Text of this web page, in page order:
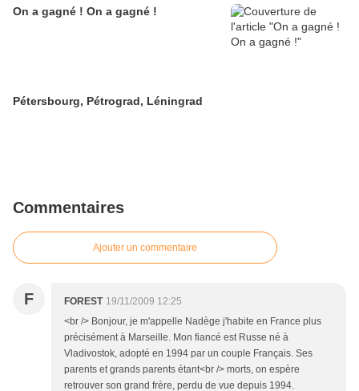
On a gagné ! On a gagné !
Pétersbourg, Pétrograd, Léningrad
Commentaires
Ajouter un commentaire
F FOREST 19/11/2009 12:25
<br /> Bonjour, je m'appelle Nadège j'habite en France plus
précisément à Marseille. Mon fiancé est Russe né à
Vladivostok, adopté en 1994 par un couple Français. Ses
parents et grands parents étant<br /> morts, on espère
retrouver son grand frère, perdu de vue depuis 1994.